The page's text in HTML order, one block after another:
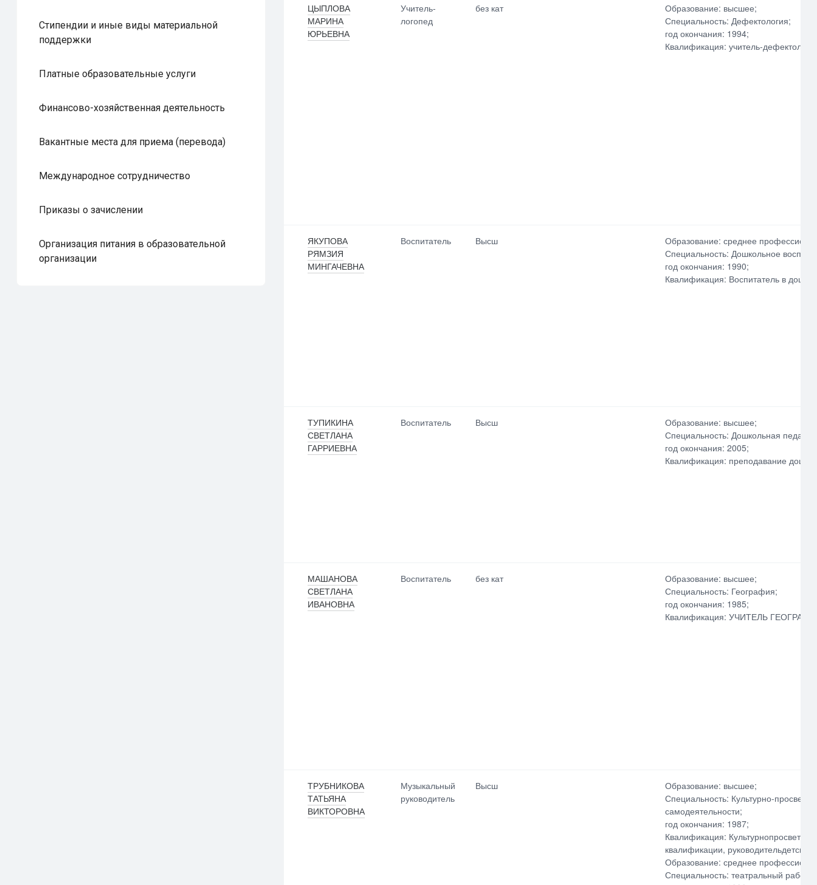
Стипендии и иные виды материальной
поддержки
Платные образовательные услуги
Финансово-хозяйственная деятельность
Вакантные места для приема (перевода)
Международное сотрудничество
Приказы о зачислении
Организация питания в образовательной
организации
ЦЫПЛОВА
МАРИНА
ЮРЬЕВНА
Учитель-
логопед
без кат
Образование: высшее;
Специальность: Дефектология;
год окончания: 1994;
Квалификация: учитель-дефектолог;
ЯКУПОВА
РЯМЗИЯ
МИНГАЧЕВНА
Воспитатель Высш
Образование: среднее
Специальность: Дошкольное
год окончания: 1990;
Квалификация: Воспитатель в
ТУПИКИНА
СВЕТЛАНА
ГАРРИЕВНА
Воспитатель Высш
Образование: высшее;
Специальность: Дошкольная
год окончания: 2005;
Квалификация: преподавание
МАШАНОВА
СВЕТЛАНА
ИВАНОВНА
Воспитатель без кат
Образование: высшее;
Специальность: География;
год окончания: 1985;
Квалификация: УЧИТЕЛЬ
ТРУБНИКОВА
ТАТЬЯНА
ВИКТОРОВНА
Музыкальный
руководитель
Высш
Образование: высшее;
Специальность: Культурно-
самодеятельности;
год окончания: 1987;
Квалификация:
квалификации,
Образование: среднее
Специальность: театральный